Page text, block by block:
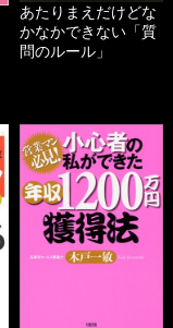
あたりまえだけどな
かなかできない「質
問のルール」